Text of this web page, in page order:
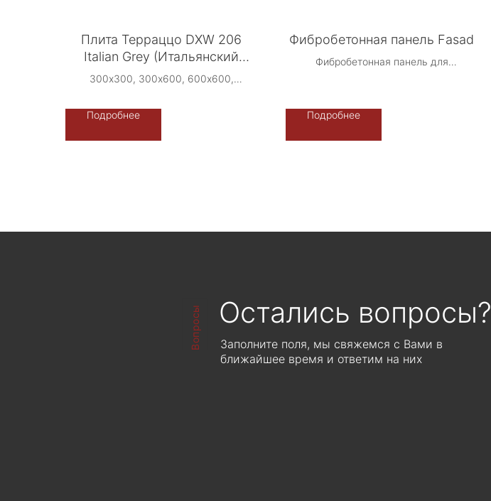
Плита Терраццо DXW 206
Italian Grey (Итальянский
Серый)
300х300, 300х600, 600х600,
1200х600, 2400х1600 -
ректифицированная
Производство: Терраццо-Рус DXW -
Подробнее
Фибробетонная панель Fasad
Фибробетонная панель для
ЦЕНА ПО ЗАПРОСУ
Подробнее
Вопросы Остались вопросы?
Заполните поля, мы свяжемся с Вами в
ближайшее время и ответим на них